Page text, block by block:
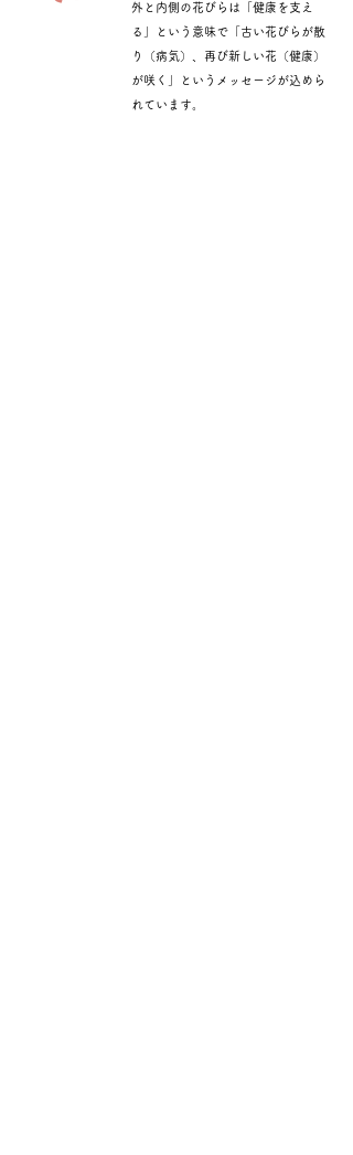
外と内側の花びらは「健康を支え
る」という意味で「古い花びらが散
り（病気）、再び新しい花（健康）
が咲く」というメッセージが込めら
れています。